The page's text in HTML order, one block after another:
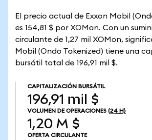
El precio actual de Exxon Mobil
es 154,81 $ por XOMon. Con un
circulante de 1,27 mil XOMon,
Mobil (Ondo Tokenized) tiene una
bursátil total de 196,91 mil $.
CAPITALIZACIÓN BURSÁTIL
196,91 mil $
VOLUMEN DE OPERACIONES (24 H)
1,20 M $
OFERTA CIRCULANTE